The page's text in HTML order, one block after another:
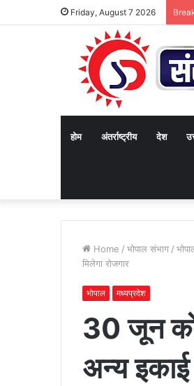
Friday, August 7 2026
होम अंतर्राष्ट्रीय देश
Home / भोपाल संभाग /
मिलेगा रोजगार
भोपाल मध्यप्रदेश
30 जून को
अन्य